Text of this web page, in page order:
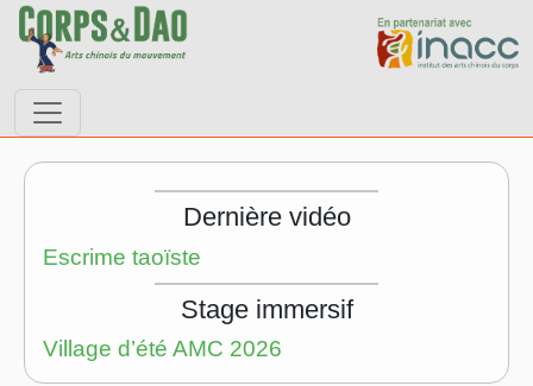
Passer au contenu
Navigation principale
Dernière vidéo
Escrime taoïste
Stage immersif
Village d’été AMC 2026